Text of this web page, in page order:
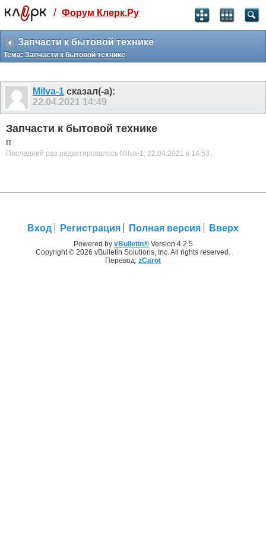
Святые угодники, Клерк без рекламы
прекрасен:)
месяц
3 месяца
259
₽
-10%
499 ₽
-15%
Отмена Оплатить
/ Форум Клерк.Ру
Запчасти к бытовой технике
Тема: Запчасти к бытовой технике
Milva-1 сказал(-а):
22.04.2021 14:49
Запчасти к бытовой технике
п
Последний раз редактировалось Milva-1; 22.04.2021 в 14:53.
Вход Регистрация Полная версия Вверх
Powered by vBulletin®Version 4.2.5
Copyright © 2026 vBulletin Solutions, Inc. All rights reserved.
Перевод: zCarot